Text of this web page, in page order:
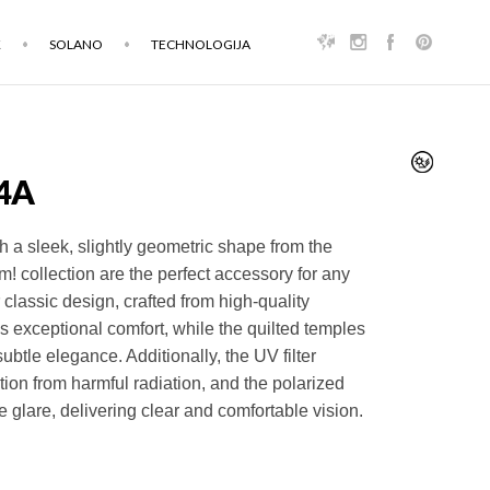
SOLANO TECHNOLOGIJA
a sleek, slightly geometric shape from the
collection are the perfect accessory for any
design, crafted from high-quality
exceptional comfort, while the quilted temples
elegance. Additionally, the UV filter
from harmful radiation, and the polarized
glare, delivering clear and comfortable vision.